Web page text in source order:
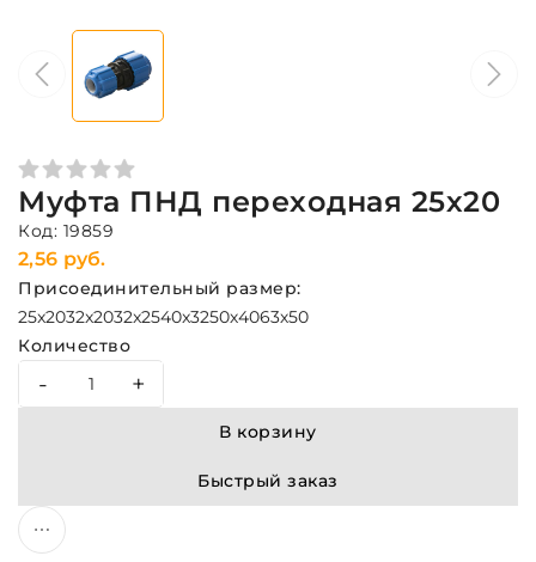
Муфта ПНД переходная 25х20
Код: 19859
2,56 руб.
Присоединительный размер:
25x2032x2032x2540x3250х4063х50
Количество
- +
В корзину
Быстрый заказ